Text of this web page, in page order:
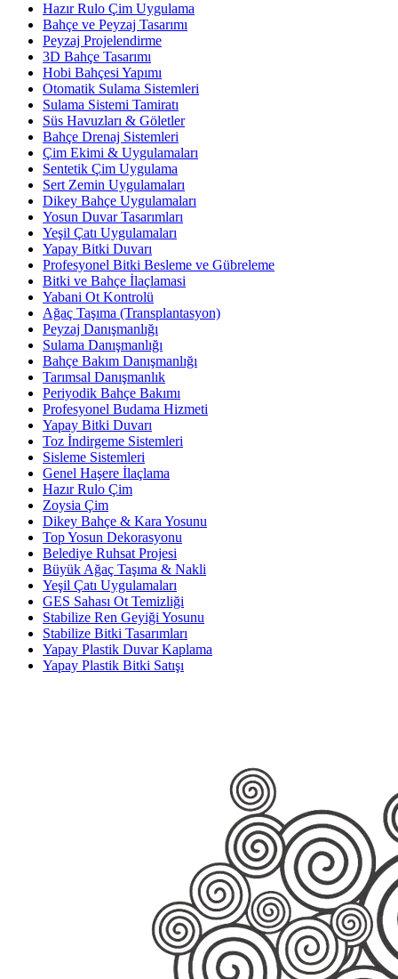
Hazır Rulo Çim Uygulama
Bahçe ve Peyzaj Tasarımı
Peyzaj Projelendirme
3D Bahçe Tasarımı
Hobi Bahçesi Yapımı
Otomatik Sulama Sistemleri
Sulama Sistemi Tamiratı
Süs Havuzları & Göletler
Bahçe Drenaj Sistemleri
Çim Ekimi & Uygulamaları
Sentetik Çim Uygulama
Sert Zemin Uygulamaları
Dikey Bahçe Uygulamaları
Yosun Duvar Tasarımları
Yeşil Çatı Uygulamaları
Yapay Bitki Duvarı
Profesyonel Bitki Besleme ve Gübreleme
Bitki ve Bahçe İlaçlamasi
Yabani Ot Kontrolü
Ağaç Taşıma (Transplantasyon)
Peyzaj Danışmanlığı
Sulama Danışmanlığı
Bahçe Bakım Danışmanlığı
Tarımsal Danışmanlık
Periyodik Bahçe Bakımı
Profesyonel Budama Hizmeti
Yapay Bitki Duvarı
Toz İndirgeme Sistemleri
Sisleme Sistemleri
Genel Haşere İlaçlama
Hazır Rulo Çim
Zoysia Çim
Dikey Bahçe & Kara Yosunu
Top Yosun Dekorasyonu
Belediye Ruhsat Projesi
Büyük Ağaç Taşıma & Nakli
Yeşil Çatı Uygulamaları
GES Sahası Ot Temizliği
Stabilize Ren Geyiği Yosunu
Stabilize Bitki Tasarımları
Yapay Plastik Duvar Kaplama
Yapay Plastik Bitki Satışı